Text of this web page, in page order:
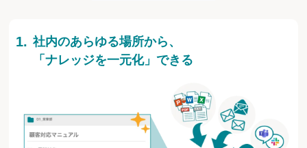
社内のあらゆる場所から、
「ナレッジを一元化」できる